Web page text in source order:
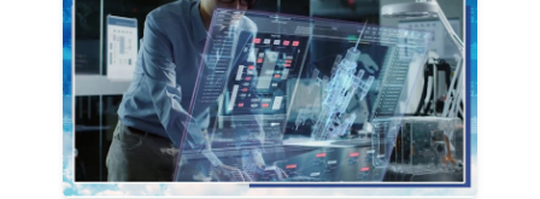
江总部物业服务项目
亚太股份：公司是零跑汽车和
Stellantis集团的供应商
理工雷科面向边缘AI场景推出"山
海"系列智算模组 系列产品基于国产
CPU与GPU构建
【异动股】医疗研发外包板块拉升，
博腾股份(300363.CN)涨20.02%
日韩股市收盘双双下跌